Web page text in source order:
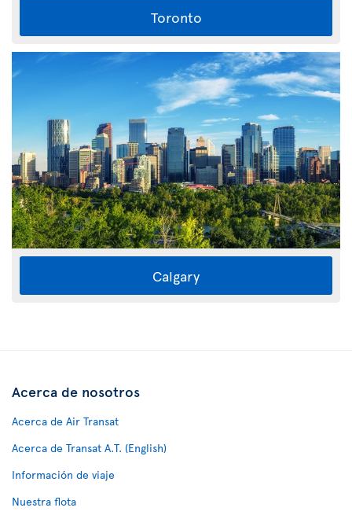
Toronto
Calgary
Acerca de nosotros
Acerca de Air Transat
Acerca de Transat A.T. (English)
Información de viaje
Nuestra flota